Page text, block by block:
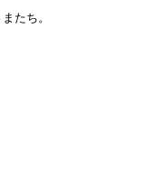
たち。